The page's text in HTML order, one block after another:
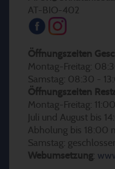
AT-BIO-402
Öffnungszeiten
Montag-Freitag:
Samstag: 08:30 -
Öffnungszeiten
Montag-Freitag:
Juli und August bis
Abholung bis 18:00
Samstag:
Webumsetzung: